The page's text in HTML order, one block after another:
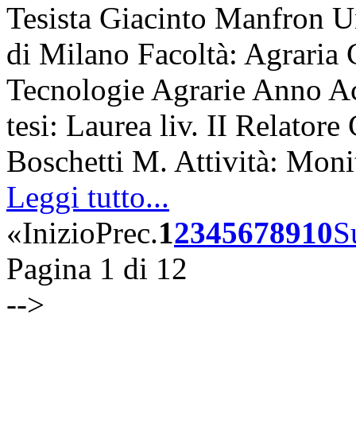
Tesista Giacinto Manfron
di Milano Facoltà: Agraria
Tecnologie Agrarie Anno
tesi: Laurea liv. II
Boschetti M. Attività:
Leggi tutto...
«InizioPrec.12345678910
Pagina 1 di 12
-->